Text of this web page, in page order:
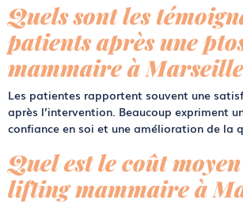
Quels sont les
patients après une
mammaire à
Les patientes rapportent souvent une
après l’intervention. Beaucoup expriment
confiance en soi et une amélioration de la
Quel est le coût
lifting mammaire à